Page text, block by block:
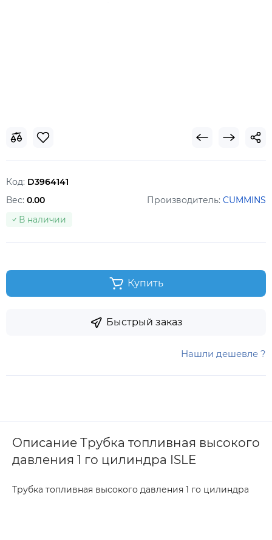
Код: D3964141
Производитель: CUMMINS
В наличии
Вес: 0.00
Купить
Быстрый заказ
Нашли дешевле ?
Описание Трубка топливная высокого
давления 1 го цилиндра ISLE
Трубка топливная высокого давления 1 го цилиндра